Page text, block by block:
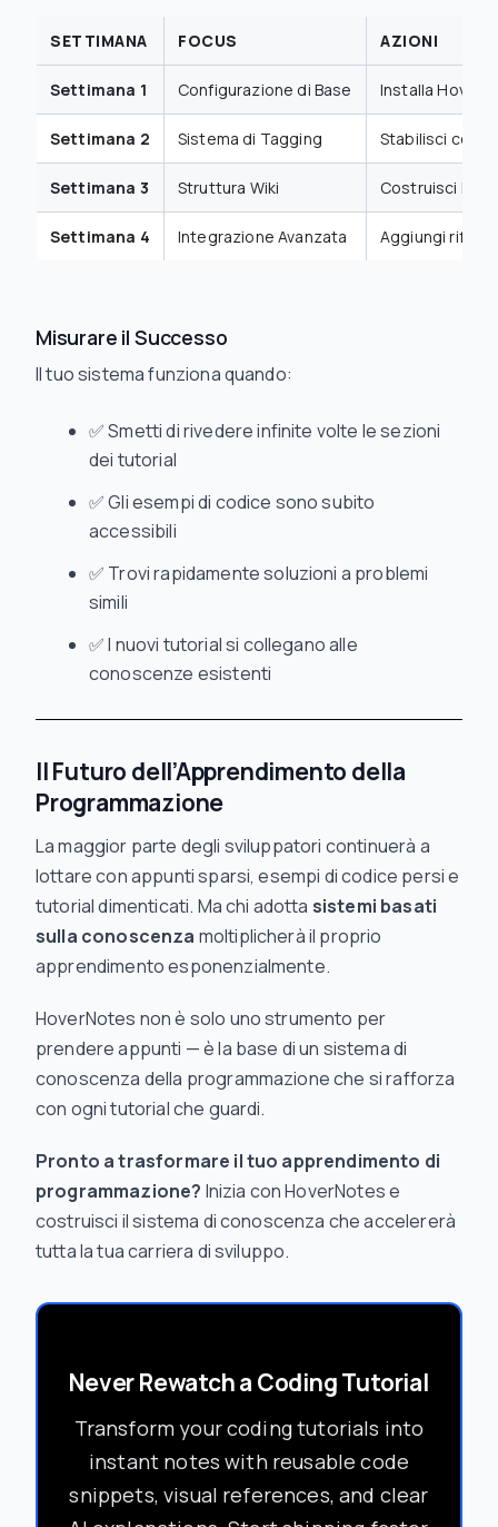
SETTIMANA FOCUS AZIONI
Settimana 1 Configurazione di Base Installa
Settimana 2 Sistema di Tagging Stabilisci
Settimana 3 Struttura Wiki Costruisci la
Settimana 4 Integrazione Avanzata Aggiungi
Misurare il Successo
Il tuo sistema funziona quando:
✅ Smetti di rivedere infinite volte le sezioni
dei tutorial
✅ Gli esempi di codice sono subito
accessibili
✅ Trovi rapidamente soluzioni a problemi
simili
✅ I nuovi tutorial si collegano alle
conoscenze esistenti
Il Futuro dell’Apprendimento della
Programmazione
La maggior parte degli sviluppatori continuerà a
lottare con appunti sparsi, esempi di codice persi e
tutorial dimenticati. Ma chi adotta sistemi basati
sulla conoscenza moltiplicherà il proprio
apprendimento esponenzialmente.
HoverNotes non è solo uno strumento per
prendere appunti — è la base di un sistema di
conoscenza della programmazione che si rafforza
con ogni tutorial che guardi.
Pronto a trasformare il tuo apprendimento di
programmazione? Inizia con HoverNotes e
costruisci il sistema di conoscenza che accelererà
tutta la tua carriera di sviluppo.
Never Rewatch a Coding Tutorial
Transform your coding tutorials into
instant notes with reusable code
snippets, visual references, and clear